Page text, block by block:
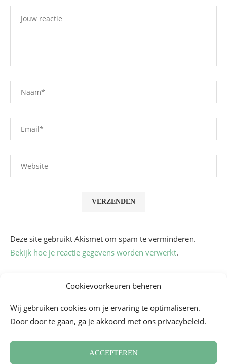
Cookievoorkeuren beheren
Wij gebruiken cookies om je ervaring te optimaliseren.
Door door te gaan, ga je akkoord met ons privacybeleid.
ACCEPTEREN
Deze site gebruikt Akismet om spam te verminderen.
Bekijk hoe je reactie gegevens worden verwerkt.